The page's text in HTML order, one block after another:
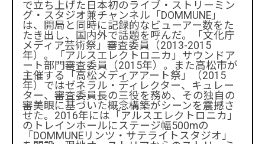
で立ち上げた日本初のライブ・ストリーミン
グ・スタジオ兼チャンネル「DOMMUNE」
は、開局と同時に記録的なビューアー数をた
たき出し、国内外で話題を呼んだ。「文化庁
メディア芸術祭」審査委員（2013-2015
年）。「アルスエレクトロニカ」サウンドア
ート部門審査委員（2015年）。また高松市が
主催する「高松メディアアート祭」（2015
年）ではゼネラル・ディレクター、キュレー
ター、審査委員長の三役を務め、その独自の
審美眼に基づいた概念構築がシーンを震撼さ
せた。2016年には「アルスエレクトロニカ」
のトレインホールにステージ幅500mの
「DOMMUNEリンツ・サテライトスタジオ」